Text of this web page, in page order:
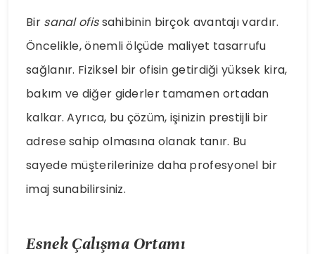
Bir sanal ofissahibinin birçok avantajı vardır.
Öncelikle, önemli ölçüde maliyet tasarrufu
sağlanır. Fiziksel bir ofisin getirdiği yüksek kira,
bakım ve diğer giderler tamamen ortadan
kalkar. Ayrıca, bu çözüm, işinizin prestijli bir
adrese sahip olmasına olanak tanır. Bu
sayede müşterilerinize daha profesyonel bir
imaj sunabilirsiniz.
Esnek Çalışma Ortamı